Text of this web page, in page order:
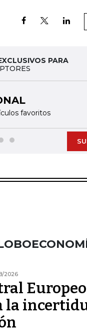
PARA
favoritos
2026
la